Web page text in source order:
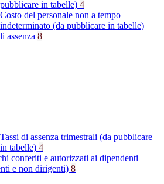
pubblicare in tabelle) 4
Costo del personale non a tempo
indeterminato (da pubblicare in tabelle)
assenza 8
Tassi di assenza trimestrali (da pubblicare
in tabelle) 4
conferiti e autorizzati ai dipendenti
e non dirigenti) 8